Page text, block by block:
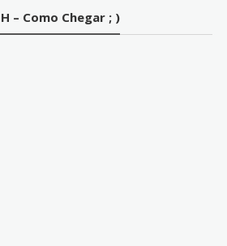
– Como Chegar ; )